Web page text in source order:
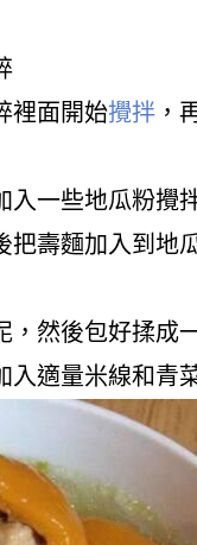
裡面開始攪拌 ，
一些地瓜粉攪
壽麵加入到地
，然後包好揉成
入適量米線和青